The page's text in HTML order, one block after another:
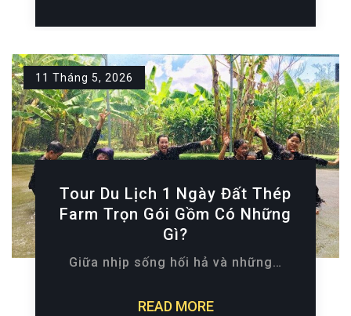
11 Tháng 5, 2026
Tour Du Lịch 1 Ngày Đất Thép
Farm Trọn Gói Gồm Có Những
Gì?
Giữa nhịp sống hối hả và những…
READ MORE